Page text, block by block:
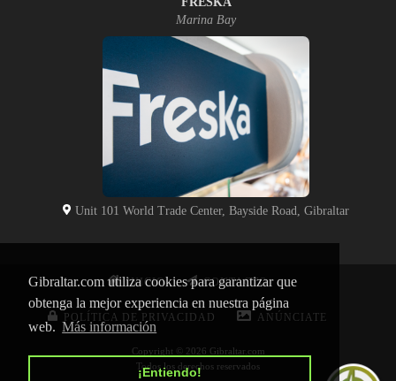
Gibraltar.com utiliza cookies para garantizar que
obtenga la mejor experiencia en nuestra página
web. Más información
¡Entiendo!
Marina Bay
Unit 101 World Trade Center, Bayside Road, Gibraltar
INICIO CONTACTO
POLÍTICA DE PRIVACIDAD ANÚNCIATE
Copyright © 2026 Gibraltar.com
Todos los derechos reservados